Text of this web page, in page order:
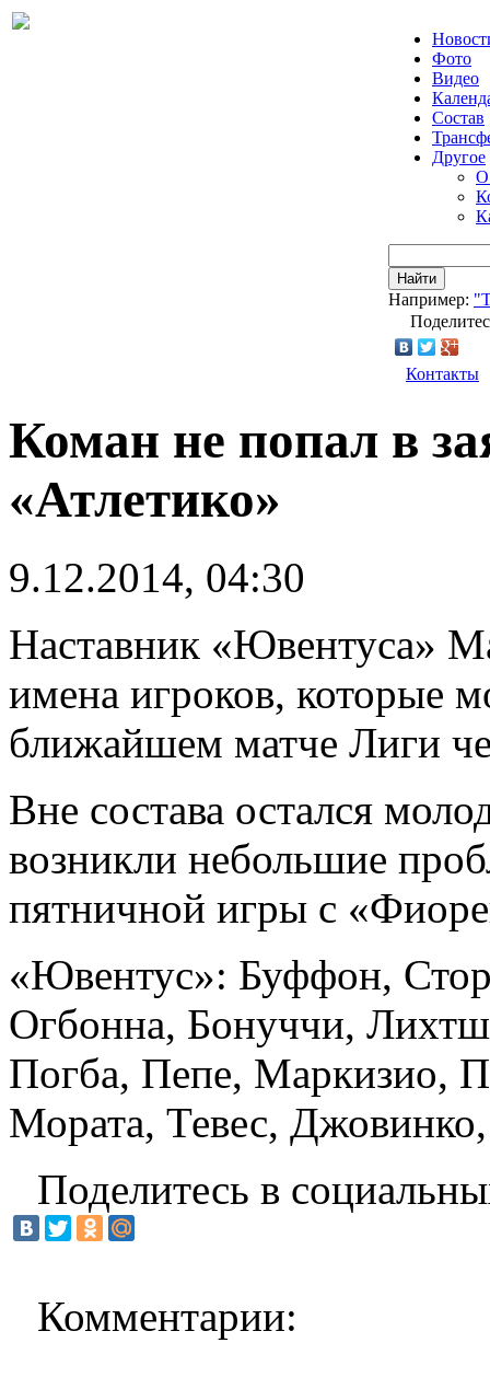
Фото
Видео
Состав
Другое
О
Найти
Например:
Контакты
Коман не попал в
«Атлетико»
9.12.2014, 04:30
Наставник «Ювентуса»
имена игроков, которые
ближайшем матче Лиги
Вне состава остался
возникли небольшие
пятничной игры с
«Ювентус»: Буффон,
Огбонна, Бонуччи,
Погба, Пепе, Маркизио,
Мората, Тевес,
Поделитесь в
Комментарии: